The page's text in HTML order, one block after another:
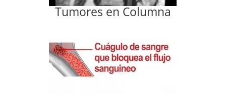
Tumores en Columna